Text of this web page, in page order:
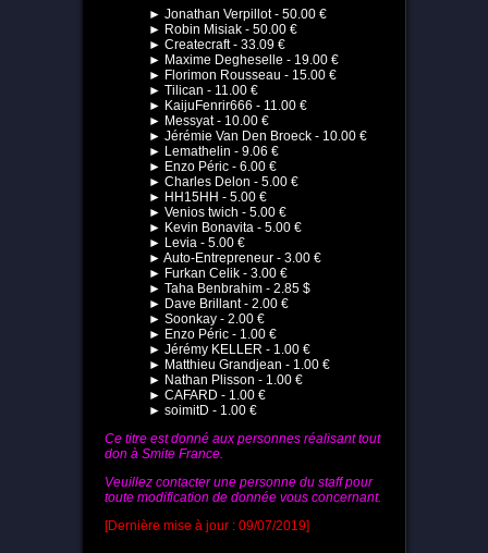
► Jonathan Verpillot - 50.00 €
► Robin Misiak - 50.00 €
► Createcraft - 33.09 €
► Maxime Degheselle - 19.00 €
► Florimon Rousseau - 15.00 €
► Tilican - 11.00 €
► KaijuFenrir666 - 11.00 €
► Messyat - 10.00 €
► Jérémie Van Den Broeck - 10.00 €
► Lemathelin - 9.06 €
► Enzo Péric - 6.00 €
► Charles Delon - 5.00 €
► HH15HH - 5.00 €
► Venios twich - 5.00 €
► Kevin Bonavita - 5.00 €
► Levia - 5.00 €
► Auto-Entrepreneur - 3.00 €
► Furkan Celik - 3.00 €
► Taha Benbrahim - 2.85 $
► Dave Brillant - 2.00 €
► Soonkay - 2.00 €
► Enzo Péric - 1.00 €
► Jérémy KELLER - 1.00 €
► Matthieu Grandjean - 1.00 €
► Nathan Plisson - 1.00 €
► CAFARD - 1.00 €
► soimitD - 1.00 €
Ce titre est donné aux personnes réalisant tout
don à Smite France.
Veuillez contacter une personne du staff pour
toute modification de donnée vous concernant.
[Dernière mise à jour : 09/07/2019]